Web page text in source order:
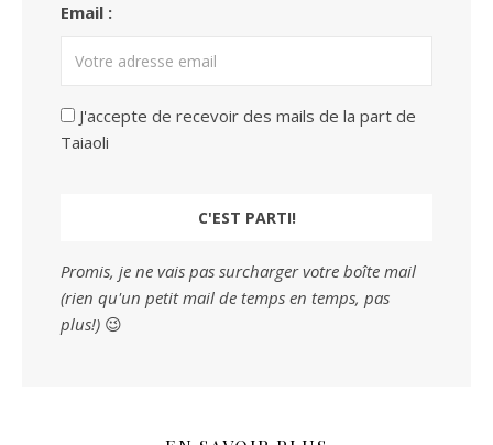
Email :
J'accepte de recevoir des mails de la part de
Taiaoli
Promis, je ne vais pas surcharger votre boîte mail
(rien qu'un petit mail de temps en temps, pas
plus!) 😉